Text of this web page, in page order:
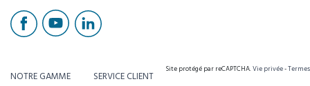
NOTRE GAMME SERVICE CLIENT
Site protégé par reCAPTCHA.Vie privée-Termes